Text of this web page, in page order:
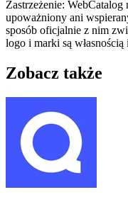
Zastrzeżenie:
upoważniony ani
sposób oficjalnie z nim
logo i marki są
Zobacz także